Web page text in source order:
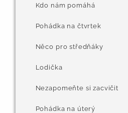
Kdo nám pomáhá
Pohádka na čtvrtek
Něco pro středňáky
Lodička
Nezapomeňte si zacvičit
Pohádka na úterý